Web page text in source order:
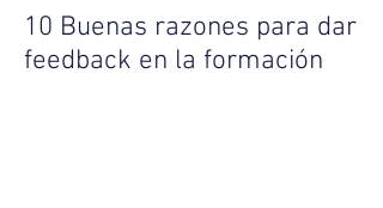
10 Buenas razones para dar
feedback en la formación